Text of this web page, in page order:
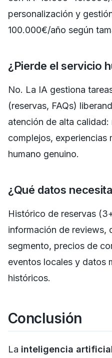
personalización y
100.000€/año según
¿Pierde el servicio
No. La IA gestiona
(reservas, FAQs)
atención de alta
complejos, experiencias
humano genuino.
¿Qué datos
Histórico de reservas
información de reviews,
segmento, precios de
eventos locales y datos
históricos.
Conclusión
La inteligencia